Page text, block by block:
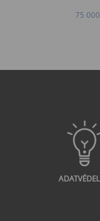
75 000